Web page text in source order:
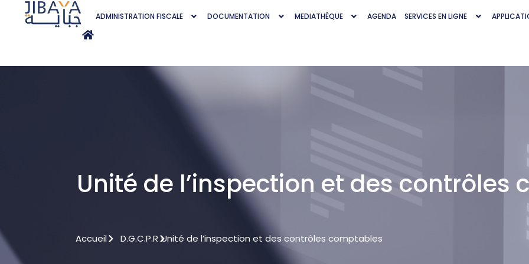
ADMINISTRATION FISCALE DOCUMENTATION MEDIATHÈQUE AGENDA SERVICES EN LIGNE
Unité de l’inspection et des contrôles
Accueil D.G.C.P.R d
Unité de l’inspection et des contrôles comptables